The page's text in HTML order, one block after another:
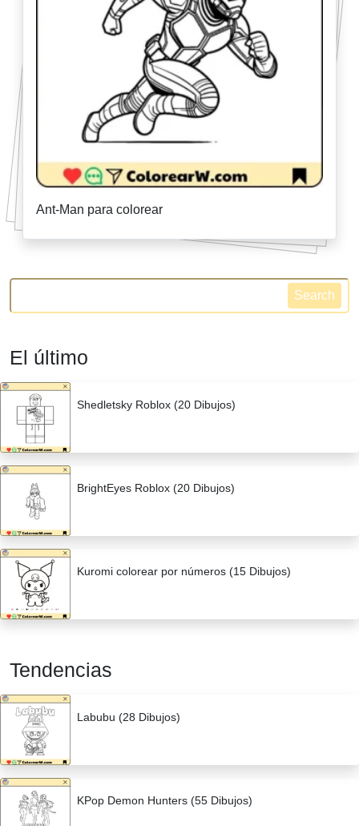
Ant-Man para colorear
Search
El último
Shedletsky Roblox (20 Dibujos)
BrightEyes Roblox (20 Dibujos)
Kuromi colorear por números (15 Dibujos)
Tendencias
Labubu (28 Dibujos)
KPop Demon Hunters (55 Dibujos)